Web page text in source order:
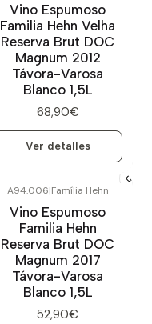
Vino Espumoso
Familia Hehn Velha
Reserva Brut DOC
Magnum 2012
Távora-Varosa
Blanco 1,5L
68,90€
Ver detalles
A94.006|Família Hehn
Vino Espumoso
Familia Hehn
Reserva Brut DOC
Magnum 2017
Távora-Varosa
Blanco 1,5L
52,90€